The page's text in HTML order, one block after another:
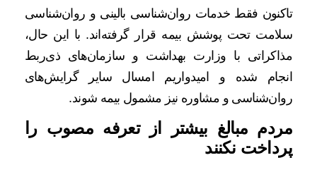
تاکنون فقط خدمات روان‌شناسی بالینی و روان‌شناسی
سلامت تحت پوشش بیمه قرار گرفته‌اند. با این حال،
مذاکراتی با وزارت بهداشت و سازمان‌های ذی‌ربط
انجام شده و امیدواریم امسال سایر گرایش‌های
روان‌شناسی و مشاوره نیز مشمول بیمه شوند.
مردم مبالغ بیشتر از تعرفه مصوب را
پرداخت نکنند